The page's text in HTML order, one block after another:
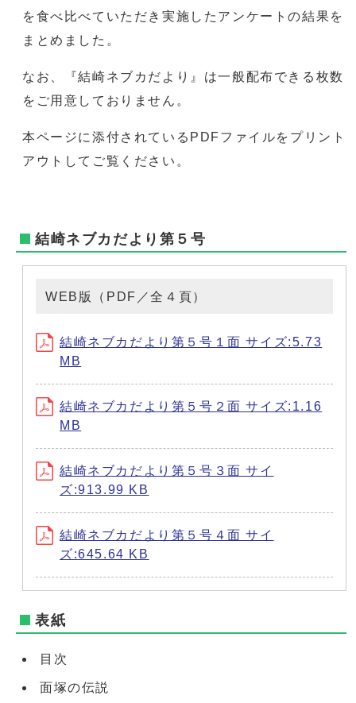
を食べ比べていただき実施したアンケートの結果を
まとめました。
なお、『結崎ネブカだより』は一般配布できる枚数
をご用意しておりません。
本ページに添付されているPDFファイルをプリント
アウトしてご覧ください。
結崎ネブカだより第５号
WEB版（PDF／全４頁）
結崎ネブカだより第５号１面 サイズ:5.73
MB
結崎ネブカだより第５号２面 サイズ:1.16
MB
結崎ネブカだより第５号３面 サイ
ズ:913.99 KB
結崎ネブカだより第５号４面 サイ
ズ:645.64 KB
表紙
目次
面塚の伝説